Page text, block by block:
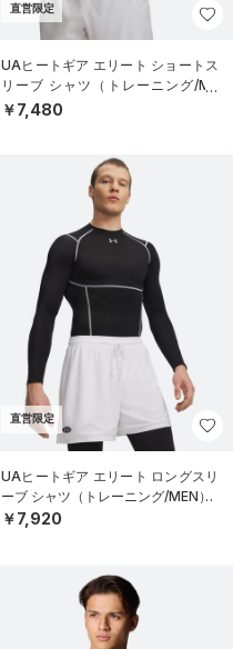
直営限定
UAヒートギア エリート ショートス
リーブ シャツ（トレーニング/ME
N）
￥7,480
直営限定
UAヒートギア エリート ロングスリ
ーブ シャツ（トレーニング/MEN）
￥7,920